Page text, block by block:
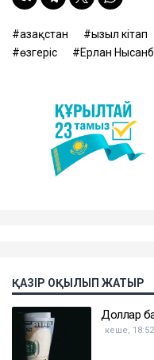
Қазақстан Қызыл кітап
өзгеріс
Ерлан